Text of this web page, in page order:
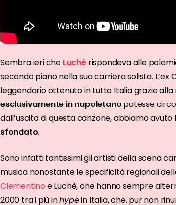
Sembra ieri che Luchè rispondeva alle
secondo piano nella sua carriera solista.
leggendario ottenuto in tutta Italia grazie
esclusivamente in napoletano potesse
dall’uscita di questa canzone, abbiamo
sfondato.
Sono infatti tantissimi gli artisti della scena
musica nonostante le specificità regionali
Clementino e Luchè, che hanno sempre
2000 tra i più inhypein Italia, che, pur non